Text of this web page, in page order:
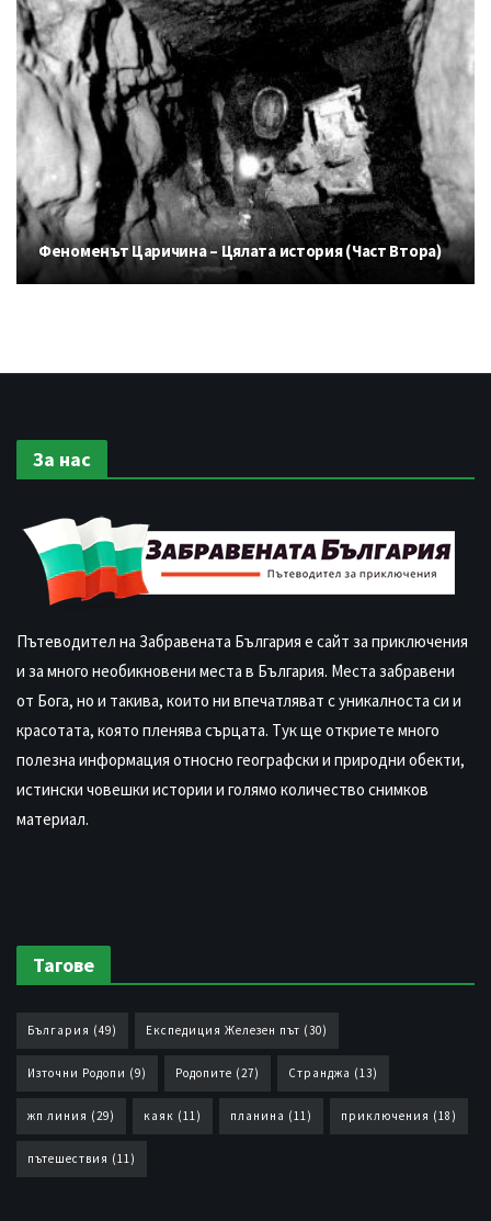
Феноменът Царичина – Цялата история (Част Втора)
За нас
Пътеводител на Забравената България е сайт за приключения
и за много необикновени места в България. Места забравени
от Бога, но и такива, които ни впечатляват с уникалноста си и
красотата, която пленява сърцата. Тук ще откриете много
полезна информация относно географски и природни обекти,
истински човешки истории и голямо количество снимков
материал.
Тагове
България (49) Експедиция Железен път (30)
Източни Родопи (9) Родопите (27) Странджа (13)
жп линия (29) каяк (11) планина (11) приключения (18)
пътешествия (11)